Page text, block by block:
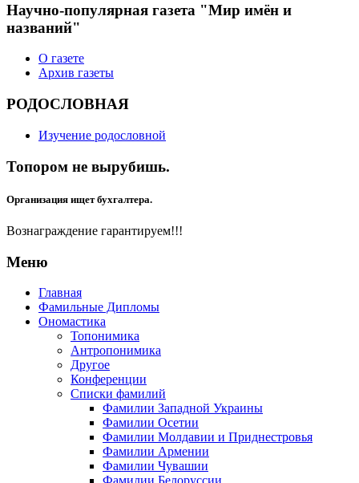
Научно-популярная газета "Мир имён и
названий"
О газете
Архив газеты
РОДОСЛОВНАЯ
Изучение родословной
Топором не вырубишь.
Организация ищет бухгалтера.
Вознаграждение гарантируем!!!
Меню
Главная
Фамильные Дипломы
Ономастика
Топонимика
Антропонимика
Другое
Конференции
Списки фамилий
Фамилии Западной Украины
Фамилии Осетии
Фамилии Молдавии и Приднестровья
Фамилии Армении
Фамилии Чувашии